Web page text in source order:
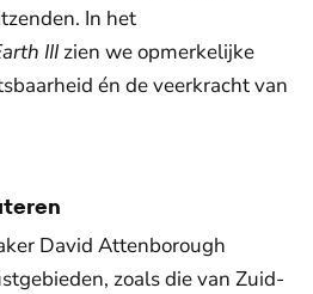
In het
III zien we opmerkelijke
én de veerkracht van
David Attenborough
zoals die van Zuid-